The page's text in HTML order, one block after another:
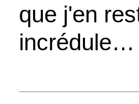
que j'en
incrédule…